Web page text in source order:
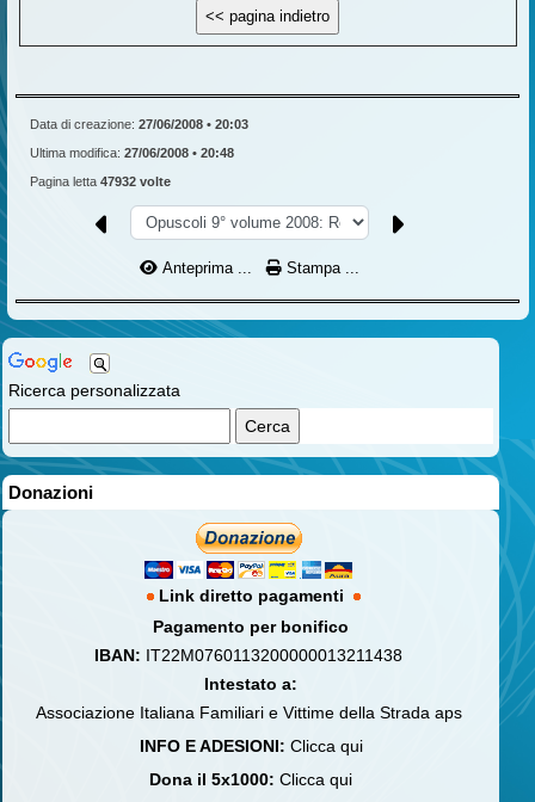
Ricerca personalizzata
Donazioni
Link diretto pagamenti
Pagamento per bonifico
IBAN: IT22M0760113200000013211438
Intestato a:
Associazione Italiana Familiari e Vittime della Strada aps
INFO E ADESIONI: Clicca qui
Dona il 5x1000: Clicca qui
Data di creazione: 27/06/2008 • 20:03
Ultima modifica: 27/06/2008 • 20:48
Pagina letta 47932 volte
Anteprima ... Stampa ...